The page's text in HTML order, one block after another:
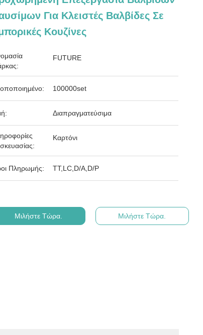
Για Κλειστές Βαλβίδες Σε
Κουζίνες
FUTURE
100000set
Διαπραγματεύσιμα
Καρτόνι
Πληρωμής: ΤΤ,LC,D/A,D/P
Μιλήστε Τώρα. Μιλήστε Τώρα.